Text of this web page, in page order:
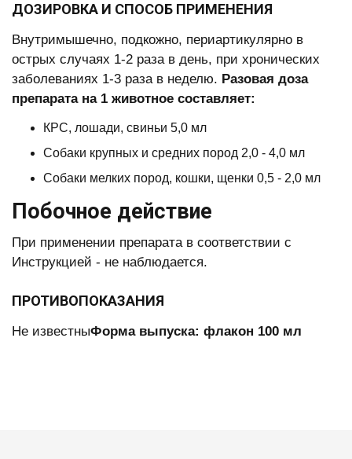
ДОЗИРОВКА И СПОСОБ ПРИМЕНЕНИЯ
Внутримышечно, подкожно, периартикулярно в
острых случаях 1-2 раза в день, при хронических
заболеваниях 1-3 раза в неделю. Разовая доза
препарата на 1 животное составляет:
КРС, лошади, свиньи 5,0 мл
Собаки крупных и средних пород 2,0 - 4,0 мл
Собаки мелких пород, кошки, щенки 0,5 - 2,0 мл
Побочное действие
При применении препарата в соответствии с
Инструкцией - не наблюдается.
ПРОТИВОПОКАЗАНИЯ
Не известныФорма выпуска: флакон 100 мл